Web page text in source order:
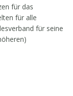
für das
für alle
für seine